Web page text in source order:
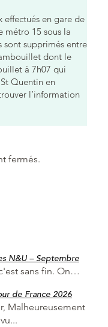
effectués en gare de
métro 15 sous la
sont supprimés entre
dont le
à 7h07 qui
Quentin en
l’information
fermés.
N&U – Septembre
sans fin. On…
de France 2026
Malheureusement